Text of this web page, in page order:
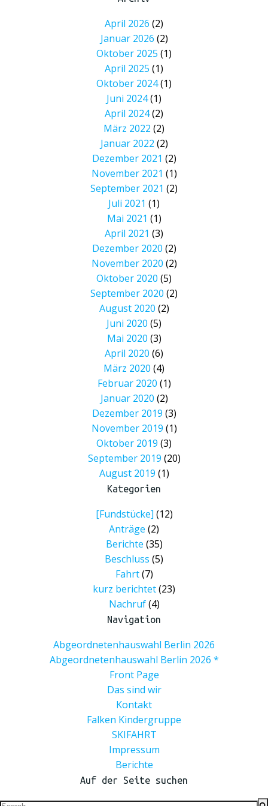
April 2026 (2)
Januar 2026 (2)
Oktober 2025 (1)
April 2025 (1)
Oktober 2024(1)
Juni 2024(1)
April 2024(2)
März 2022 (2)
Januar 2022 (2)
Dezember 2021 (2)
November 2021 (1)
September 2021 (2)
Juli 2021 (1)
Mai 2021 (1)
April 2021 (3)
Dezember 2020 (2)
November 2020 (2)
Oktober 2020 (5)
September 2020 (2)
August 2020 (2)
Juni 2020 (5)
Mai 2020 (3)
April 2020 (6)
März 2020 (4)
Februar 2020 (1)
Januar 2020 (2)
Dezember 2019 (3)
November 2019 (1)
Oktober 2019 (3)
September 2019 (20)
August 2019 (1)
Kategorien
[Fundstücke] (12)
Anträge (2)
Berichte (35)
Beschluss (5)
Fahrt(7)
kurz berichtet(23)
Nachruf(4)
Navigation
Abgeordnetenhauswahl Berlin 2026
Abgeordnetenhauswahl Berlin 2026 *
Front Page
Das sind wir
Kontakt
Falken Kindergruppe
SKIFAHRT
Impressum
Berichte
Auf der Seite suchen